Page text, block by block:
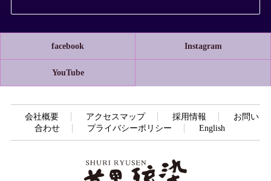
facebook Instagram
YouTube
会社概要 アクセスマップ 採用情報
お問い
合わせ
プライバシーポリシー English